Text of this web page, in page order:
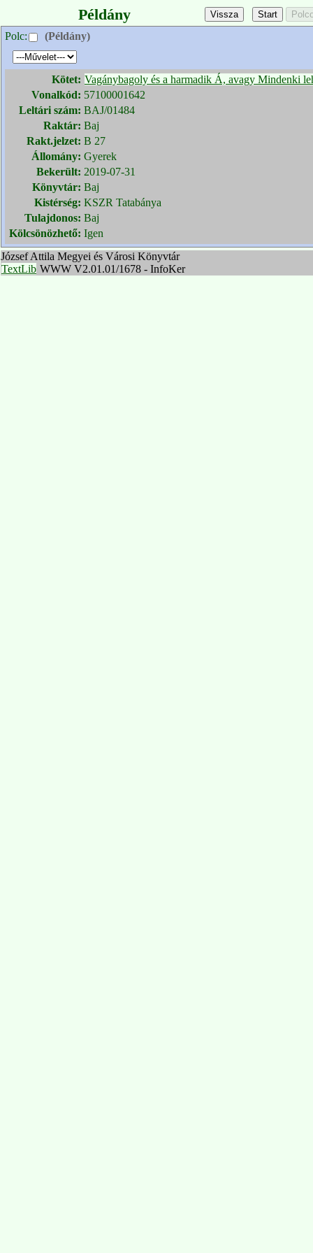
Példány
Polc: (Példány)
Kötet: Vagánybagoly és a harmadik Á, avagy Mindenki
Vonalkód: 57100001642
Leltári szám: BAJ/01484
Raktár: Baj
Rakt.jelzet: B 27
Állomány: Gyerek
Bekerült: 2019-07-31
Könyvtár: Baj
Kistérség: KSZR Tatabánya
Tulajdonos: Baj
Kölcsönözhető: Igen
József Attila Megyei és Városi Könyvtár
TextLib WWW V2.01.01/1678 - InfoKer